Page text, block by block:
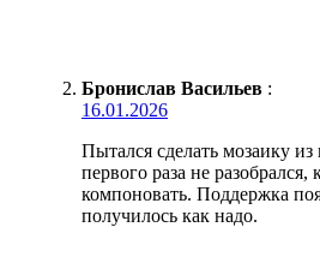
Бронислав Васильев :
16.01.2026
Пытался сделать мозаику
первого раза не
компоновать. Поддержка
получилось как надо.